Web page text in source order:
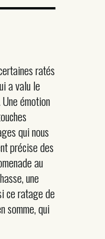
ratés
a valu le
émotion
qui nous
précise des
au
une
ce ratage de
somme, qui